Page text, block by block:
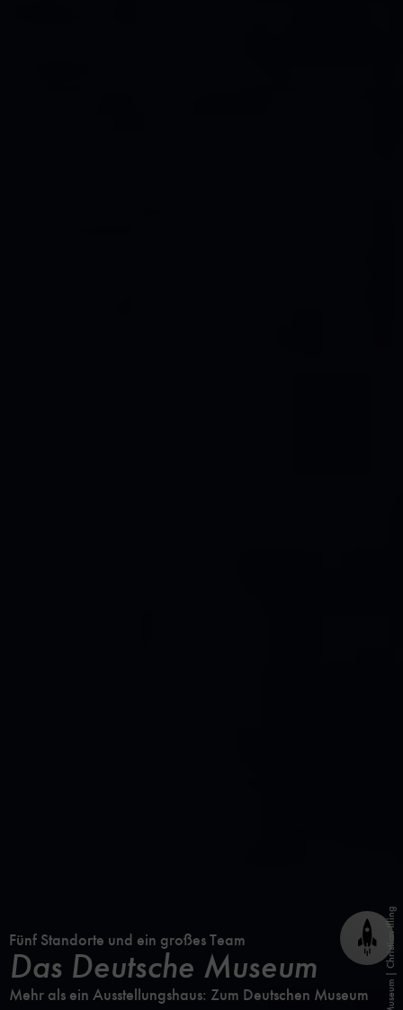
Fünf Standorte und ein großes Team
Das Deutsche Museum
Mehr als ein Ausstellungshaus: Zum Deutschen Museum
Seite
nach
oben